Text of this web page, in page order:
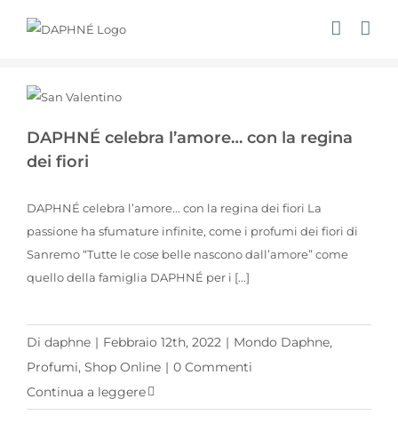
DAPHNÉ celebra l’amore… con la regina
dei fiori
DAPHNÉ celebra l’amore... con la regina dei fiori La
passione ha sfumature infinite, come i profumi dei fiori di
Sanremo “Tutte le cose belle nascono dall’amore” come
quello della famiglia DAPHNÉ per i [...]
Di daphne | Febbraio 12th, 2022 | Mondo Daphne,
Profumi, Shop Online | 0 Commenti
Continua a leggere